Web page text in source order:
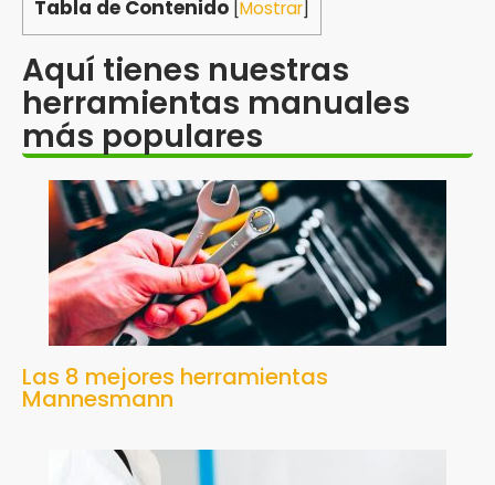
Tabla de Contenido Mostrar
Aquí tienes nuestras
herramientas manuales
más populares
Las 8 mejores herramientas
Mannesmann